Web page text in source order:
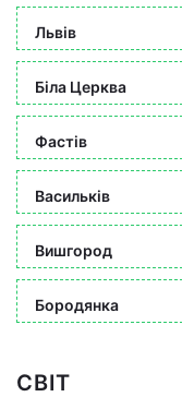
Львів
Біла Церква
Фастів
Васильків
Вишгород
Бородянка
СВІТ